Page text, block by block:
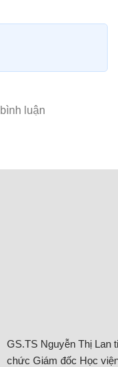
GS.TS Nguyễn Thị Lan
chức Giám đốc Học